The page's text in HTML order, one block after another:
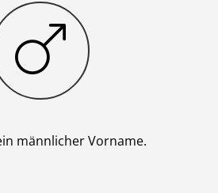
Junge
männlicher Vorname.